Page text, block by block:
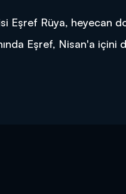
Eşref Rüya, heyecan
Eşref, Nisan'a içini